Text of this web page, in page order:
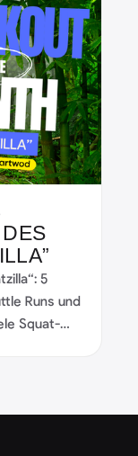
5
Runs und
Squat-